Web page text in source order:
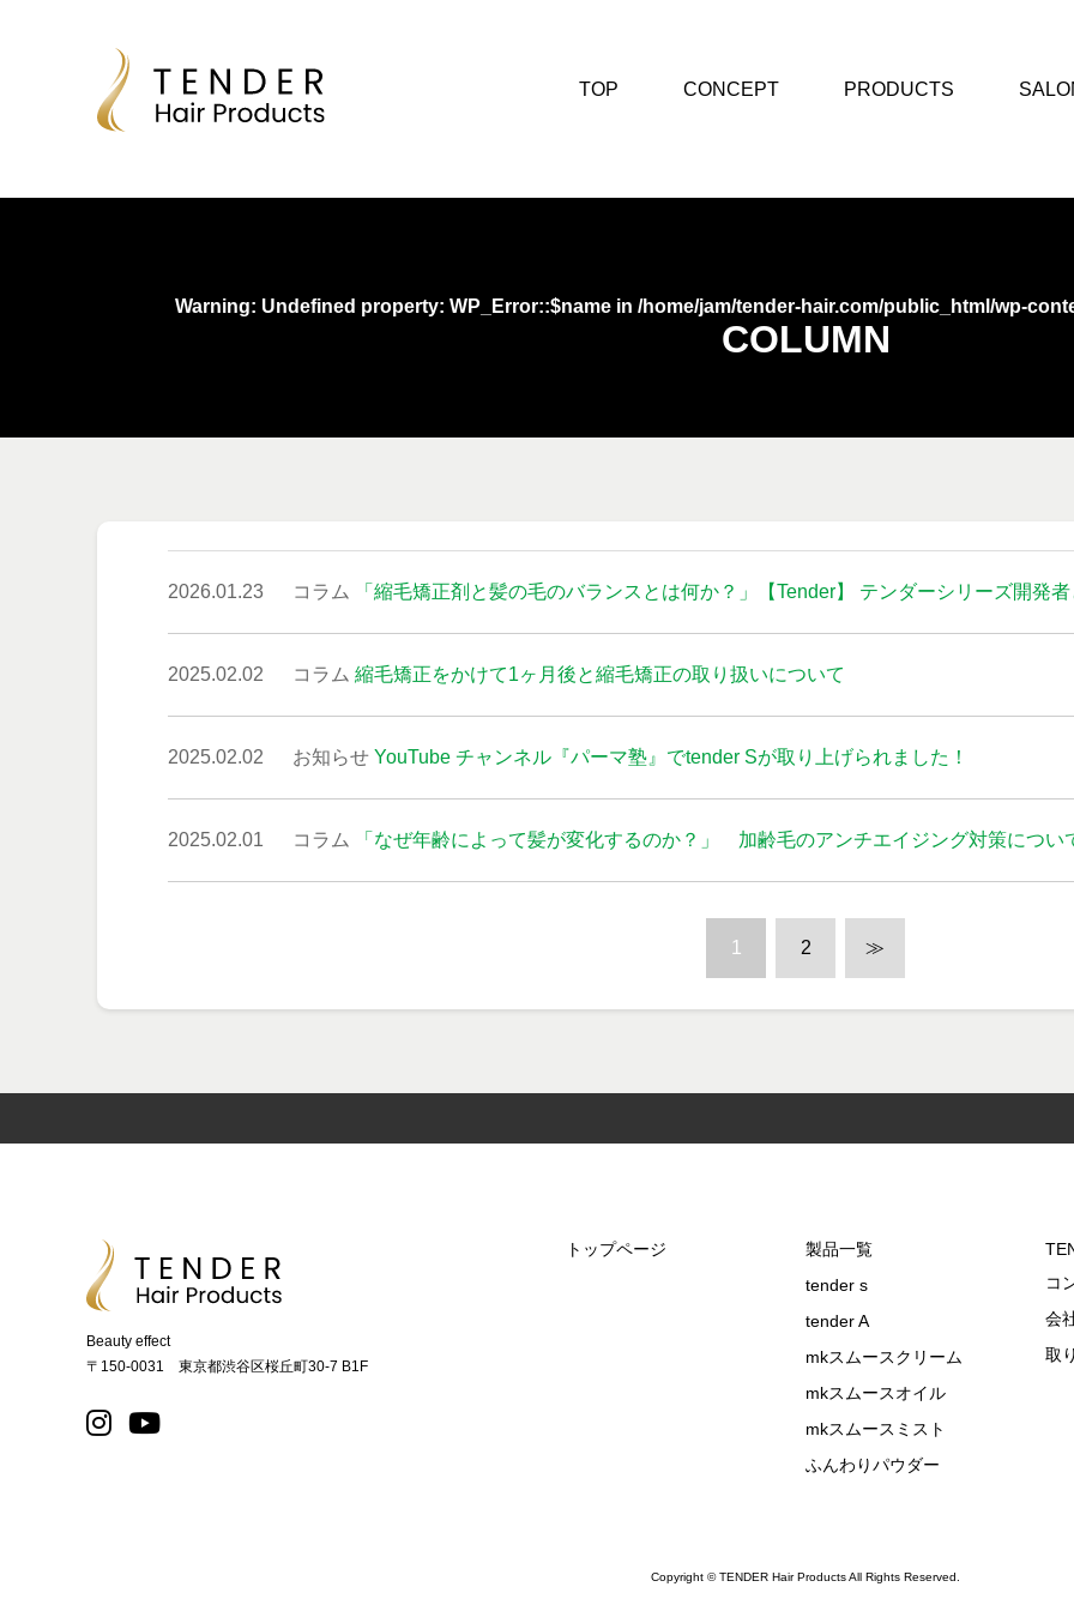
TOP CONCEPT PRODUCTS
Warning: Undefined property: WP_Error::$name in /home/jam/tender-hair.com/public_html/wp-
COLUMN
2026.01.23 コラム 「縮毛矯正剤と髪の毛のバランスとは何か？」【Tender】 テンダーシリーズ開発
2025.02.02 コラム 縮毛矯正をかけて1ヶ月後と縮毛矯正の取り扱いについて
2025.02.02 お知らせ YouTube チャンネル『パーマ塾』でtender Sが取り上げられました！
2025.02.01 コラム 「なぜ年齢によって髪が変化するのか？」 加齢毛のアンチエイジング対策につい
1 2 ≫
Beauty effect
〒150-0031 東京都渋谷区桜丘町30-7 B1F
トップページ
製品一覧
tender s
tender A
mkスムースクリーム
mkスムースオイル
mkスムースミスト
ふんわりパウダー
コ
会
取
Copyright © TENDER Hair Products All Rights Reserved.